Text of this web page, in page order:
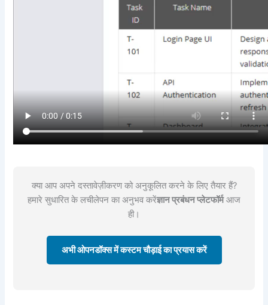
क्या आप अपने दस्तावेज़ीकरण को अनुकूलित करने के लिए तैयार हैं?
हमारे सुधारित के लचीलेपन का अनुभव करेंज्ञान प्रबंधन प्लेटफॉर्मआज
ही।
अभी ओपनडॉक्स में कस्टम चौड़ाई का प्रयास करें